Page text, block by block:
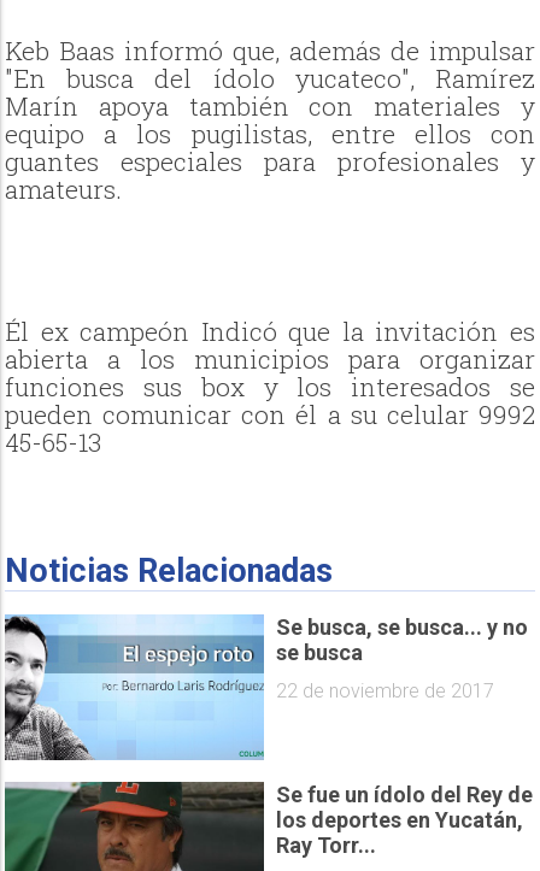
Keb Baas informó que, además de impulsar
"En busca del ídolo yucateco", Ramírez
Marín apoya también con materiales y
equipo a los pugilistas, entre ellos con
guantes especiales para profesionales y
amateurs.
Él ex campeón Indicó que la invitación es
abierta a los municipios para organizar
funciones sus box y los interesados se
pueden comunicar con él a su celular 9992
45-65-13
Noticias Relacionadas
Se busca, se busca... y no
se busca
22 de noviembre de 2017
Se fue un ídolo del Rey de
los deportes en Yucatán,
Ray Torr...